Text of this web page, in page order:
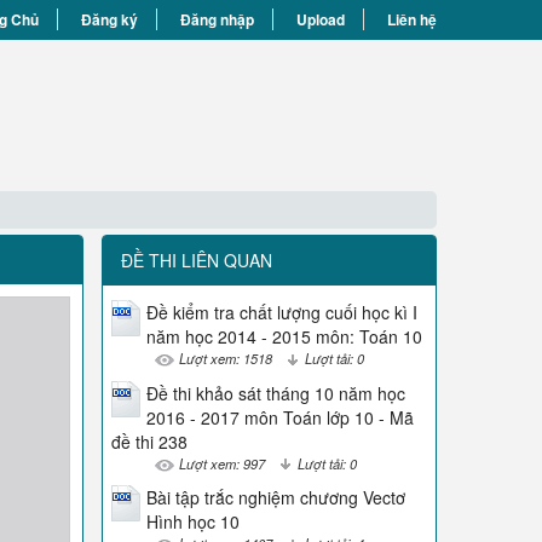
Chủ Đăng ký Đăng nhập Upload Liên hệ
ĐỀ THI LIÊN QUAN
Đề kiểm tra chất lượng cuối học kì I
năm học 2014 - 2015 môn: Toán 10
Lượt xem: 1518 Lượt tải: 0
Đề thi khảo sát tháng 10 năm học
2016 - 2017 môn Toán lớp 10 - Mã
đề thi 238
Lượt xem: 997 Lượt tải: 0
Bài tập trắc nghiệm chương Vectơ
Hình học 10